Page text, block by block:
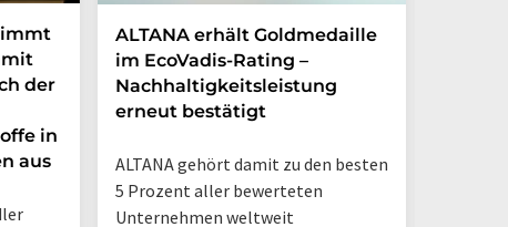
der
in
aus
ALTANA erhält Goldmedaille
im EcoVadis-Rating –
Nachhaltigkeitsleistung
erneut bestätigt
ALTANA gehört damit zu den besten
5 Prozent aller bewerteten
Unternehmen weltweit